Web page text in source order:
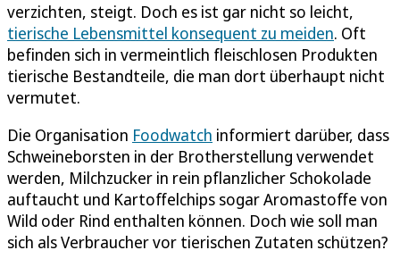
verzichten, steigt. Doch es ist gar nicht so leicht,
tierische Lebensmittel konsequent zu meiden. Oft
befinden sich in vermeintlich fleischlosen Produkten
tierische Bestandteile, die man dort überhaupt nicht
vermutet.
Die Organisation Foodwatch informiert darüber, dass
Schweineborsten in der Brotherstellung verwendet
werden, Milchzucker in rein pflanzlicher Schokolade
auftaucht und Kartoffelchips sogar Aromastoffe von
Wild oder Rind enthalten können. Doch wie soll man
sich als Verbraucher vor tierischen Zutaten schützen?